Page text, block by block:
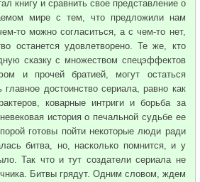
книгу и сравнить свое представление о
мире с тем, что предложили нам
то можно согласиться, а с чем-то нет,
останется удовлетворено. Те же, кто
сказку с множеством спецэффектов
и прочей братией, могут остаться
достоинство сериала, равно как
коварные интриги и борьба за
история о печальной судьбе ее
готовы пойти некоторые люди ради
битва, но, насколько помнится, и у
Так что и тут создатели сериала не
Битвы грядут. Одним словом, ждем